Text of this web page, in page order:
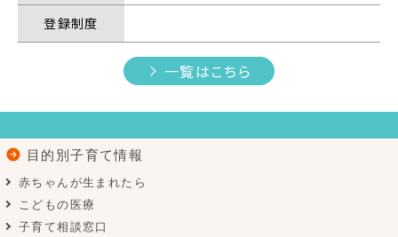
登録制度
一覧はこちら
目的別子育て情報
赤ちゃんが生まれたら
こどもの医療
子育て相談窓口